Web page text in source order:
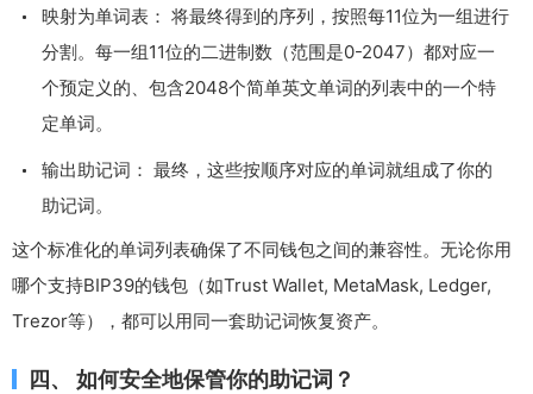
映射为单词表： 将最终得到的序列，按照每11位为一组进行
分割。每一组11位的二进制数（范围是0-2047）都对应一
个预定义的、包含2048个简单英文单词的列表中的一个特
定单词。
输出助记词： 最终，这些按顺序对应的单词就组成了你的
助记词。
这个标准化的单词列表确保了不同钱包之间的兼容性。无论你用
哪个支持BIP39的钱包（如Trust Wallet, MetaMask, Ledger,
Trezor等），都可以用同一套助记词恢复资产。
四、 如何安全地保管你的助记词？